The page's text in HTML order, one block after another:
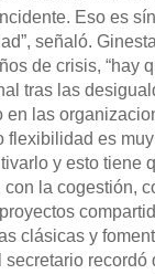
Eso es
señaló.
de crisis, “hay
tras las
en las
flexibilidad es
y esto tiene
con la cogestión,
clásicas y
secretario recordó